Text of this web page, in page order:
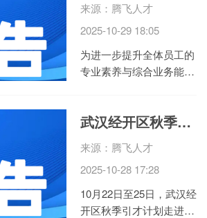
省无人机人才培养。目前
已在宜昌、恩施、十堰等
多地设立报名培训中心，
形...
来源：腾飞人才
2025-10-29 18:05
为进一步提升全体员工的
专业素养与综合业务能
腾飞人才第三期综合能力
线下共计180余人参加。
本次培训分3课进行，聚
焦员工工作场景中的关...
武汉经开区秋季引才计划“再加码” 西安专场满载而归
来源：腾飞人才
2025-10-28 17:28
10月22日至25日，武汉经
开区秋季引才计划走进西